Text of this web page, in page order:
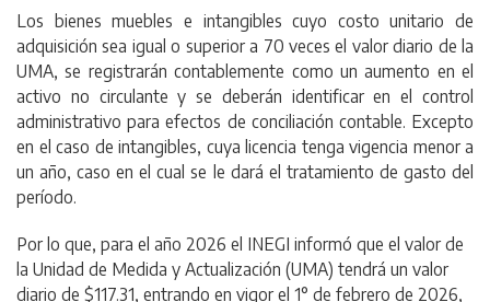
Los bienes muebles e intangibles cuyo costo unitario de
adquisición sea igual o superior a 70 veces el valor diario de la
UMA, se registrarán contablemente como un aumento en el
activo no circulante y se deberán identificar en el control
administrativo para efectos de conciliación contable. Excepto
en el caso de intangibles, cuya licencia tenga vigencia menor a
un año, caso en el cual se le dará el tratamiento de gasto del
período.
Por lo que, para el año 2026 el INEGI informó que el valor de
la Unidad de Medida y Actualización (UMA) tendrá un valor
diario de $117.31, entrando en vigor el 1° de febrero de 2026,